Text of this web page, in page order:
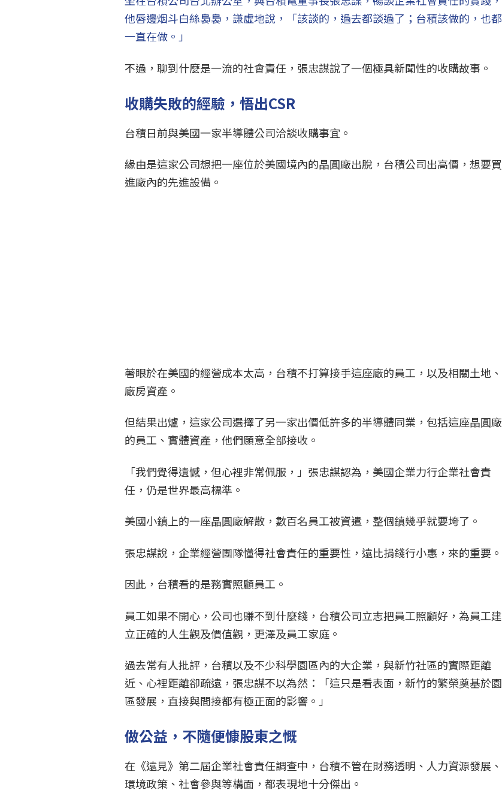
他唇邊烟斗白絲裊裊，謙虛地說，「該談的，過去都談過了；台積該做的，也都
一直在做。」
不過，聊到什麼是一流的社會責任，張忠謀說了一個極具新聞性的收購故事。
收購失敗的經驗，悟出CSR
台積日前與美國一家半導體公司洽談收購事宜。
緣由是這家公司想把一座位於美國境內的晶圓廠出脫，台積公司出高價，想要買
進廠內的先進設備。
著眼於在美國的經營成本太高，台積不打算接手這座廠的員工，以及相關土地、
廠房資產。
但結果出爐，這家公司選擇了另一家出價低許多的半導體同業，包括這座晶圓廠
的員工、實體資產，他們願意全部接收。
「我們覺得遺憾，但心裡非常佩服，」張忠謀認為，美國企業力行企業社會責
任，仍是世界最高標準。
美國小鎮上的一座晶圓廠解散，數百名員工被資遣，整個鎮幾乎就要垮了。
張忠謀說，企業經營團隊懂得社會責任的重要性，遠比捐錢行小惠，來的重要。
因此，台積看的是務實照顧員工。
員工如果不開心，公司也賺不到什麼錢，台積公司立志把員工照顧好，為員工建
立正確的人生觀及價值觀，更澤及員工家庭。
過去常有人批評，台積以及不少科學園區內的大企業，與新竹社區的實際距離
近、心裡距離卻疏遠，張忠謀不以為然：「這只是看表面，新竹的繁榮奠基於園
區發展，直接與間接都有極正面的影響。」
做公益，不隨便慷股東之慨
在《遠見》第二屆企業社會責任調查中，台積不管在財務透明、人力資源發展、
環境政策、社會參與等構面，都表現地十分傑出。